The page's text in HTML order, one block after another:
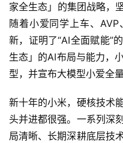
家全生态」的集团战略，
随着小爱同学上车、AVP
新，证明了“AI全面赋能”
生态」的AI布局与能力，
型，并宣布大模型小爱全
新十年的小米，硬核技术
头并进都很强。一系列深
局清晰、长期深耕底层技